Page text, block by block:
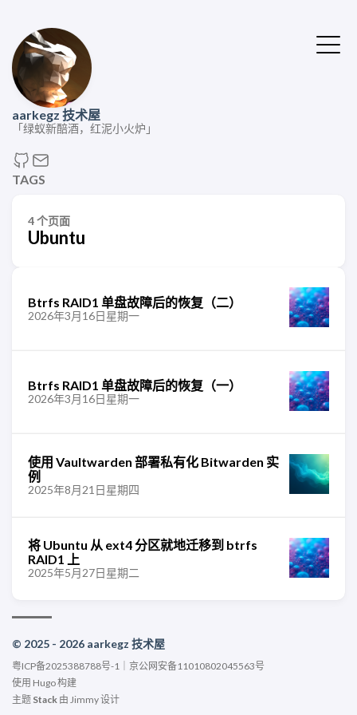
aarkegz 技术屋
「绿蚁新醅酒，红泥小火炉」
TAGS
4 个页面
Ubuntu
Btrfs RAID1 单盘故障后的恢复（二）
2026年3月16日星期一
Btrfs RAID1 单盘故障后的恢复（一）
2026年3月16日星期一
使用 Vaultwarden 部署私有化 Bitwarden 实
例
2025年8月21日星期四
将 Ubuntu 从 ext4 分区就地迁移到 btrfs
RAID1 上
2025年5月27日星期二
© 2025 - 2026 aarkegz 技术屋
粤ICP备2025388788号-1
京公网安备11010802045563号
使用 Hugo构建
主题 Stack 由 Jimmy设计